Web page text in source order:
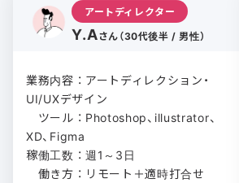
アートディレクター
Y.Aさん（30代後半 / 男性）
業務内容 ： アートディレクション・
UI/UXデザイン
ツール ： Photoshop、illustrator、
XD、Figma
稼働工数 ： 週1～3日
働き方 ： リモート＋適時打合せ